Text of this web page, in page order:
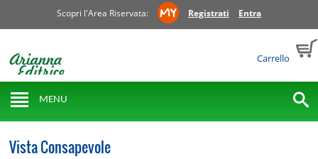
Scopri l'Area Riservata: Registrati Entra
Carrello
MENU
Vista Consapevole